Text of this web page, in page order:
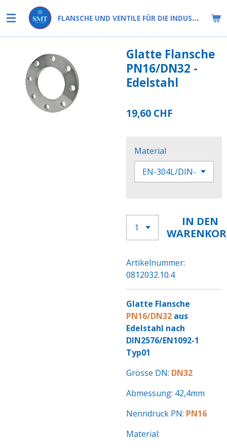
Hauptinhalt
springen
FLANSCHE UND VENTILE FÜR DIE INDUSTRIE
Glatte Flansche
PN16/DN32 -
Edelstahl
19,60 CHF
Material
IN DEN
Artikelnummer:
0812032.10.4
Glatte Flansche
PN16/DN32 aus
Edelstahl nach
DIN2576/EN1092-1
Typ01
Grösse DN: DN32
Abmessung: 42,4mm
Nenndruck PN: PN16
Material: